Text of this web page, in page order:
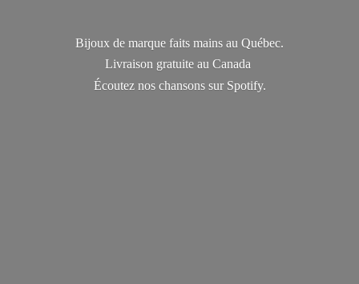
Bijoux de marque faits mains au Québec.
Livraison gratuite au Canada
Écoutez nos chansons sur Spotify.